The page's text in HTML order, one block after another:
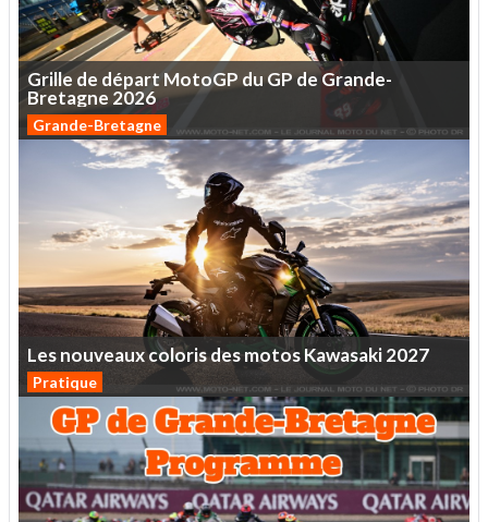
Grille de départ MotoGP duGPdeGrande-
Bretagne 2026
Grande-Bretagne
LesnouveauxcolorisdesmotosKawasaki2027
Pratique